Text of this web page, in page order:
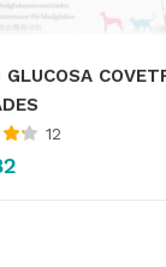
GLUCOSA
de
12